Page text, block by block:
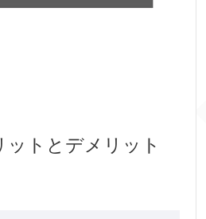
ットとデメリット